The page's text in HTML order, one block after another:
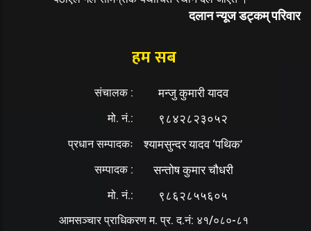
दलान न्यूज डट्कम् परिवार
हम सब
संचालक : मन्जु कुमारी यादव
मो. नं.: ९८४२८२३०५२
प्रधान सम्पादकः श्यामसुन्दर यादव ‘पथिक’
सम्पादक : सन्तोष कुमार चौधरी
मो. नं.: ९८६२८५५६०५
आमसञ्चार प्राधिकरण म. प्र. द.नं: ४१/०८०-८१